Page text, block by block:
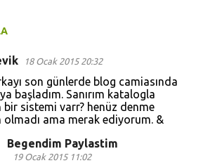
18 Ocak 2015 20:32
son günlerde blog camiasında
başladım. Sanırım katalogla
bir sistemi varr? henüz denme
olmadı ama merak ediyorum. &
Begendim Paylastim
19 Ocak 2015 11:02